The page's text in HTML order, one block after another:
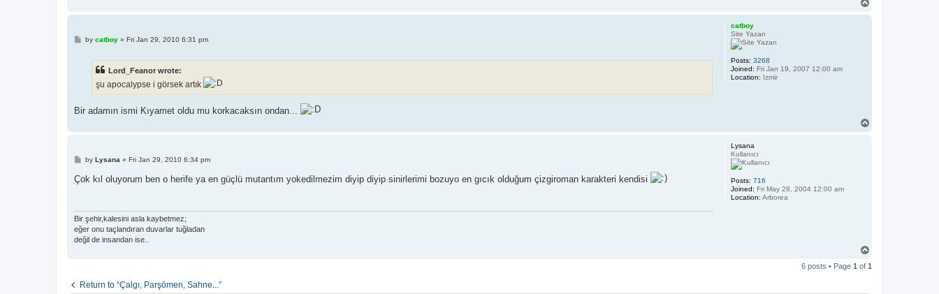
catboy
Site Yazarı
Posts: 3268
Joined: Fri Jan 19, 2007 12:00 am
Location: Izmir
Pby catboy» Fri Jan 29, 2010 6:31 pm
Lord_Feanor wrote:
şu apocalypse i görsek artık
Bir adamın ismi Kıyamet oldu mu korkacaksın ondan...
Lysana
Kullanıcı
Posts: 716
Joined: Fri May 28, 2004 12:00 am
Location: Arborea
P
s
t
by Lysana » Fri Jan 29, 2010 6:34 pm
Çok kıl oluyorum ben o herife ya en güçlü mutantım yokedilmezim diyip diyip sinirlerimi bozuyo en gıcık olduğum çizgiroman karakteri kendisi
Bir şehir,kalesini asla kaybetmez;
eğer onu taçlandıran duvarlar tuğladan
değil de insandan ise..
p
6 posts • Page 1 of 1
Return to “Çalgı, Parşömen, Sahne...”